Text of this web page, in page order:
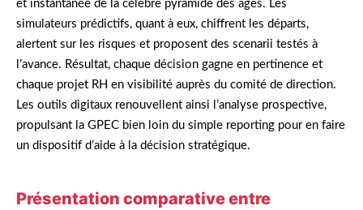
et instantanée de la célèbre pyramide des âges. Les
simulateurs prédictifs, quant à eux, chiffrent les départs,
alertent sur les risques et proposent des scenarii testés à
l’avance. Résultat, chaque décision gagne en pertinence et
chaque projet RH en visibilité auprès du comité de direction.
Les outils digitaux renouvellent ainsi l’analyse prospective,
propulsant la GPEC bien loin du simple reporting pour en faire
un dispositif d’aide à la décision stratégique.
Présentation comparative entre